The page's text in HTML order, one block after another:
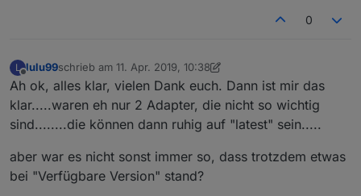
0
L
Offline
lulu99schrieb am 11. Apr. 2019, 10:38
zuletzt editiert von lulu994. Nov. 2019, 12:40
Ah ok, alles klar, vielen Dank euch. Dann ist mir das
klar.....waren eh nur 2 Adapter, die nicht so wichtig
sind........die können dann ruhig auf "latest" sein.....
aber war es nicht sonst immer so, dass trotzdem etwas
bei "Verfügbare Version" stand?